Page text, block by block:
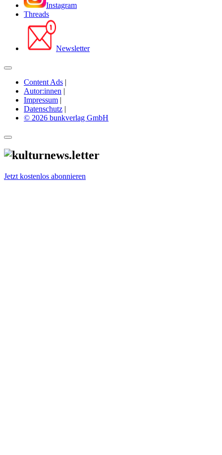
Instagram
Threads
Newsletter
Content Ads |
Autor:innen |
Impressum |
Datenschutz |
© 2026 bunkverlag GmbH
Jetzt kostenlos abonnieren